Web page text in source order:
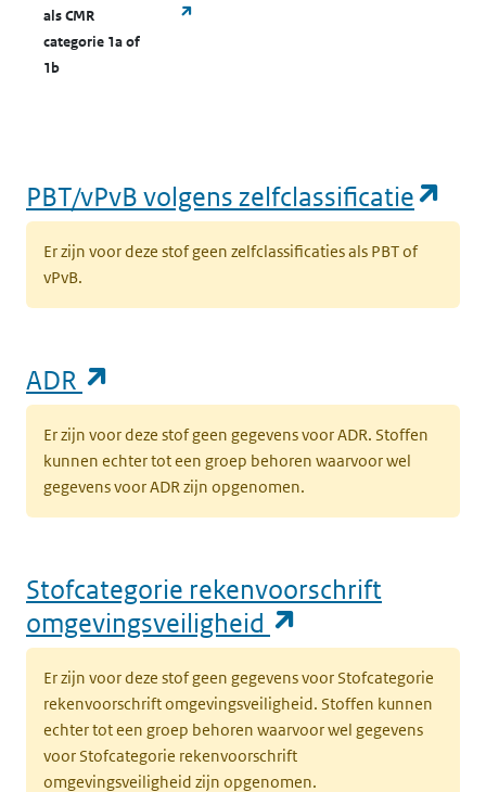
als CMR
categorie 1a of
1b
PBT/vPvB volgens zelfclassificatie
Er zijn voor deze stof geen zelfclassificaties als PBT of
vPvB.
ADR
Er zijn voor deze stof geen gegevens voor ADR. Stoffen
kunnen echter tot een groep behoren waarvoor wel
gegevens voor ADR zijn opgenomen.
Stofcategorie rekenvoorschrift
omgevingsveiligheid
Er zijn voor deze stof geen gegevens voor Stofcategorie
rekenvoorschrift omgevingsveiligheid. Stoffen kunnen
echter tot een groep behoren waarvoor wel gegevens
voor Stofcategorie rekenvoorschrift
omgevingsveiligheid zijn opgenomen.